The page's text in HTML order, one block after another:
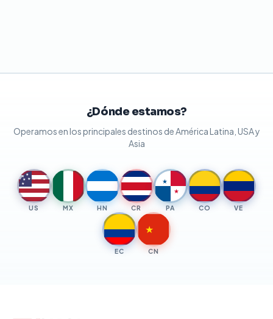
¿Dónde estamos?
Operamos en los principales destinos de América Latina, USA y
Asia
★ ★
★ ★
★
US MX HN CR
★
★
PA CO VE
EC
★
CN